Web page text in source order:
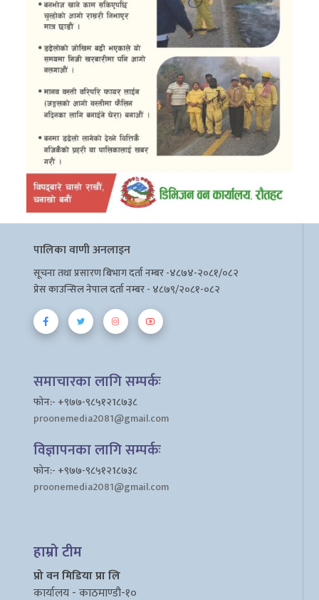
पालिका वाणी अनलाइन
सूचना तथा प्रसारण बिभाग दर्ता नम्बर -४८७४-२०८१/०८२
प्रेस काउन्सिल नेपाल दर्ता नम्बर - ४८७९/२०८१-०८२
समाचारका लागि सम्पर्कः
फोन:- +९७७-९८५१२1८७३८
proonemedia2081@gmail.com
विज्ञापनका लागि सम्पर्कः
फोन:- +९७७-९८५१२1८७३८
proonemedia2081@gmail.com
हाम्रो टीम
प्रो वन मिडिया प्रा लि
कार्यालय - काठमाण्डौ-१०